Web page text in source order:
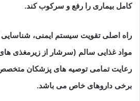
کامل بیماری را رفع و سرکوب کند.
راه اصلی تقویت سیستم ایمنی،
مواد غذایی سالم (سرشار از زیرمغذی
رعایت تمامی توصیه های پزشکان
برخی داروهای خاص می باشد.